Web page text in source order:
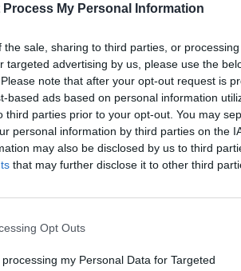
Process My Personal Information
the sale, sharing to third parties, or
targeted advertising by us, please use the
note that after your opt-out request is
based ads based on personal information
third parties prior to your opt-out. You may
personal information by third parties on the
may also be disclosed by us to third
that may further disclose it to other third
Opt Outs
my Personal Data for Targeted